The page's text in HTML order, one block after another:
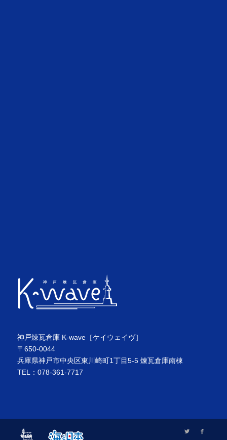
神戸煉瓦倉庫 K-wave［ケイウェイヴ］
〒650-0044
兵庫県神戸市中央区東川崎町1丁目5-5 煉瓦倉庫南棟
TEL：078-361-7717